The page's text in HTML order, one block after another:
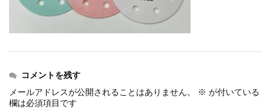
events
2025.10.1
第46回 丹波篠山ABCマラソン...
コメントを残す
メールアドレスが公開されることはありません。
※ が付いている
欄は必須項目です